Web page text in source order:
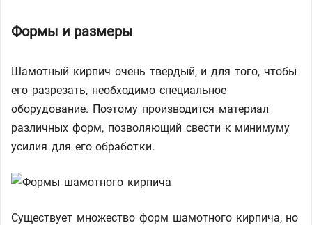
Формы и размеры
Шамотный кирпич очень твердый, и для того, чтобы
его разрезать, необходимо специальное
оборудование. Поэтому производится материал
различных форм, позволяющий свести к минимуму
усилия для его обработки.
Существует множество форм шамотного кирпича, но